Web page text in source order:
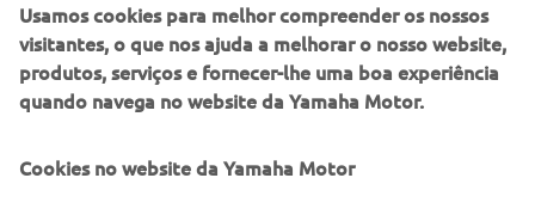
Para obter mais informações sobre esta construção
personalizada de ponta, visitewww.dabmotors.com.
Usamos cookies para melhor compreender os nossos
visitantes, o que nos ajuda a melhorar o nosso website,
produtos, serviços e fornecer-lhe uma boa experiência
quando navega no website da Yamaha Motor.
Cookies no website da Yamaha Motor